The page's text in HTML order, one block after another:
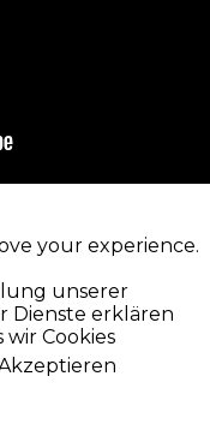
your experience.
unserer
Dienste erklären
wir Cookies